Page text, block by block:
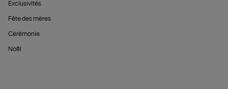
Exclusivités
Fête des mères
Cérémonie
Noël